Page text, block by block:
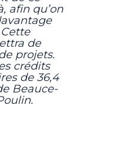
afin qu’on
de
projets.
crédits
de 36,4
Beauce-